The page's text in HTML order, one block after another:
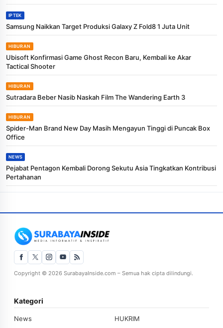
IPTEK
Samsung Naikkan Target Produksi Galaxy Z Fold8 1 Juta Unit
HIBURAN
Ubisoft Konfirmasi Game Ghost Recon Baru, Kembali ke Akar
Tactical Shooter
HIBURAN
Sutradara Beber Nasib Naskah Film The Wandering Earth 3
HIBURAN
Spider-Man Brand New Day Masih Mengayun Tinggi di Puncak Box
Office
NEWS
Pejabat Pentagon Kembali Dorong Sekutu Asia Tingkatkan Kontribusi
Pertahanan
Copyright © 2026 SurabayaInside.com – Semua hak cipta dilindungi.
Kategori
News
HUKRIM